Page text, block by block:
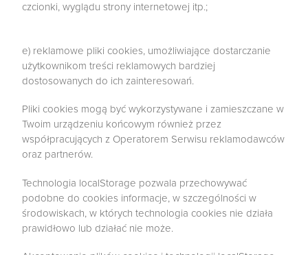
czcionki, wyglądu strony internetowej itp.;
e) reklamowe pliki cookies, umożliwiające dostarczanie
użytkownikom treści reklamowych bardziej
dostosowanych do ich zainteresowań.
Pliki cookies mogą być wykorzystywane i zamieszczane w
Twoim urządzeniu końcowym również przez
współpracujących z Operatorem Serwisu reklamodawców
oraz partnerów.
Technologia localStorage pozwala przechowywać
podobne do cookies informacje, w szczególności w
środowiskach, w których technologia cookies nie działa
prawidłowo lub działać nie może.